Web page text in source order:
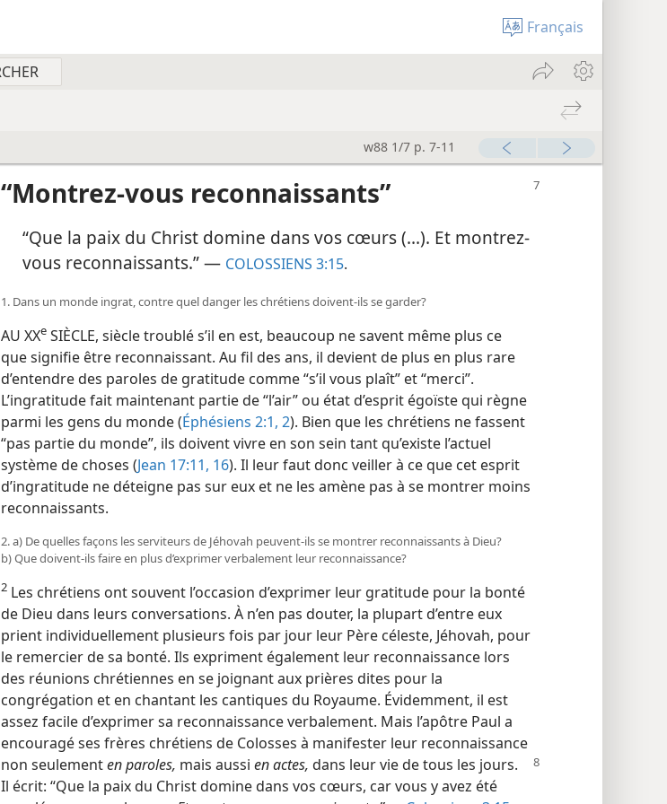
Français
w88 1/7 p. 7-11
“Montrez-vous reconnaissants”
“Que la paix du Christ domine dans vos cœurs (...). Et montrez-
vous reconnaissants.” — COLOSSIENS 3:15.
1. Dans un monde ingrat, contre quel danger les chrétiens doivent-ils se garder?
AU XXe SIÈCLE, siècle troublé s’il en est, beaucoup ne savent même plus ce
que signifie être reconnaissant. Au fil des ans, il devient de plus en plus rare
d’entendre des paroles de gratitude comme “s’il vous plaît” et “merci”.
L’ingratitude fait maintenant partie de “l’air” ou état d’esprit égoïste qui règne
parmi les gens du monde (Éphésiens 2:1, 2). Bien que les chrétiens ne fassent
“pas partie du monde”, ils doivent vivre en son sein tant qu’existe l’actuel
système de choses (Jean 17:11, 16). Il leur faut donc veiller à ce que cet esprit
d’ingratitude ne déteigne pas sur eux et ne les amène pas à se montrer moins
reconnaissants.
2. a) De quelles façons les serviteurs de Jéhovah peuvent-ils se montrer reconnaissants à Dieu?
b) Que doivent-ils faire en plus d’exprimer verbalement leur reconnaissance?
2 Les chrétiens ont souvent l’occasion d’exprimer leur gratitude pour la bonté
de Dieu dans leurs conversations. À n’en pas douter, la plupart d’entre eux
prient individuellement plusieurs fois par jour leur Père céleste, Jéhovah, pour
le remercier de sa bonté. Ils expriment également leur reconnaissance lors
des réunions chrétiennes en se joignant aux prières dites pour la
congrégation et en chantant les cantiques du Royaume. Évidemment, il est
assez facile d’exprimer sa reconnaissance verbalement. Mais l’apôtre Paul a
encouragé ses frères chrétiens de Colosses à manifester leur reconnaissance
non seulementen paroles, mais aussi en actes, dans leur vie de tous les jours.
Il écrit: “Que la paix du Christ domine dans vos cœurs, car vous y avez été